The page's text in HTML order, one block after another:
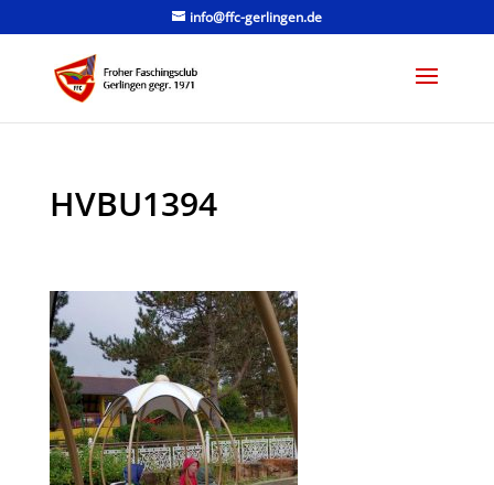
info@ffc-gerlingen.de
HVBU1394